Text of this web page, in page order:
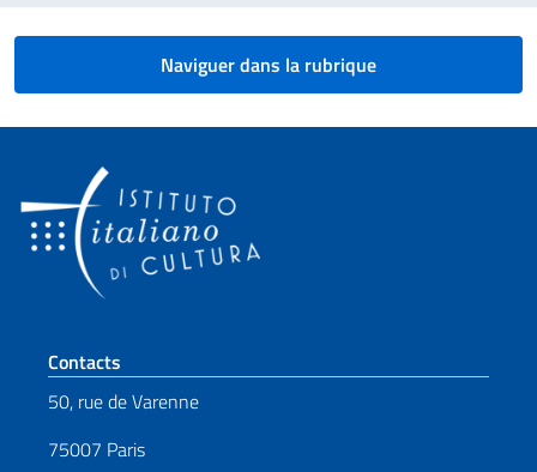
Naviguer dans la rubrique
Section de pied de page
Contacts
50, rue de Varenne
75007 Paris